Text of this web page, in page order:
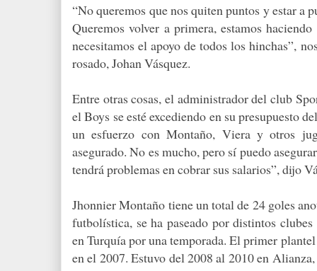
“No queremos que nos quiten puntos y estar a
Queremos volver a primera, estamos
necesitamos el apoyo de todos los hinchas”,
rosado, Johan Vásquez.
Entre otras cosas, el administrador del club
el Boys se esté excediendo en su presupuesto
un esfuerzo con Montaño, Viera y otros
asegurado. No es mucho, pero sí puedo
tendrá problemas en cobrar sus salarios”, dijo
Jhonnier Montaño tiene un total de 24 goles
futbolística, se ha paseado por distintos
en Turquía por una temporada. El primer
en el 2007. Estuvo del 2008 al 2010 en